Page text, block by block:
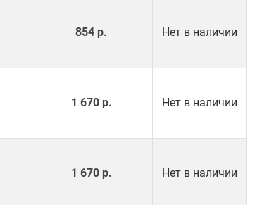
854 р. Нет в наличии
1 670 р. Нет в наличии
1 670 р. Нет в наличии